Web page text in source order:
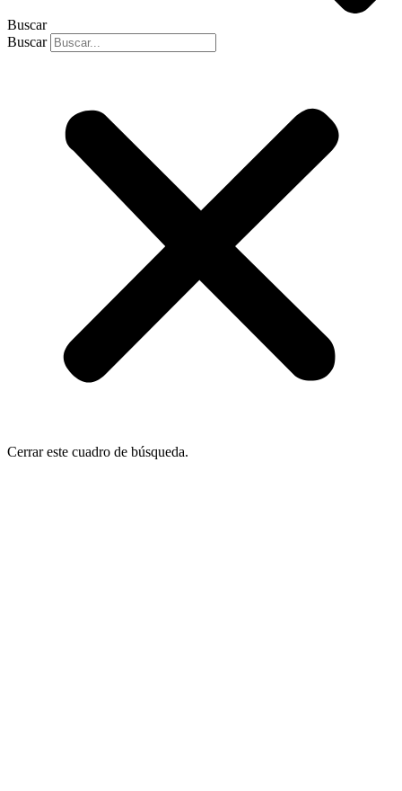
Buscar
Buscar
Cerrar este cuadro de búsqueda.